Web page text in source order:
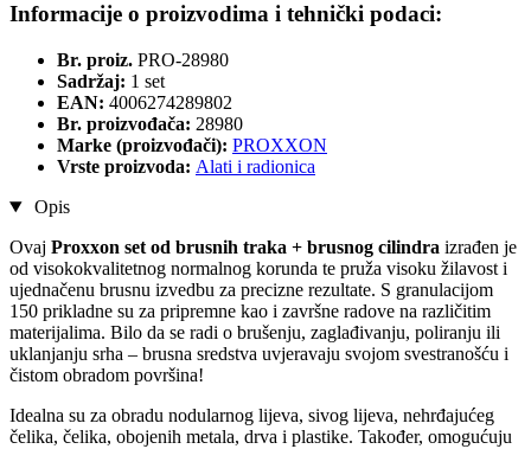
Informacije o proizvodima i tehnički podaci:
Br. proiz. PRO-28980
Sadržaj: 1 set
EAN: 4006274289802
Br. proizvođača: 28980
Marke (proizvođači): PROXXON
Vrste proizvoda: Alati i radionica
Opis
Ovaj Proxxon set od brusnih traka + brusnog cilindra izrađen je
od visokokvalitetnog normalnog korunda te pruža visoku žilavost i
ujednačenu brusnu izvedbu za precizne rezultate. S granulacijom
150 prikladne su za pripremne kao i završne radove na različitim
materijalima. Bilo da se radi o brušenju, zaglađivanju, poliranju ili
uklanjanju srha – brusna sredstva uvjeravaju svojom svestranošću i
čistom obradom površina!
Idealna su za obradu nodularnog lijeva, sivog lijeva, nehrđajućeg
čelika, čelika, obojenih metala, drva i plastike. Također, omogućuju